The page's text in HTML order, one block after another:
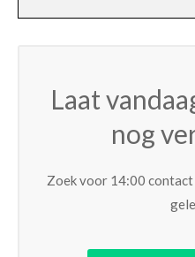
Laat
nog
Zoek voor 14:00